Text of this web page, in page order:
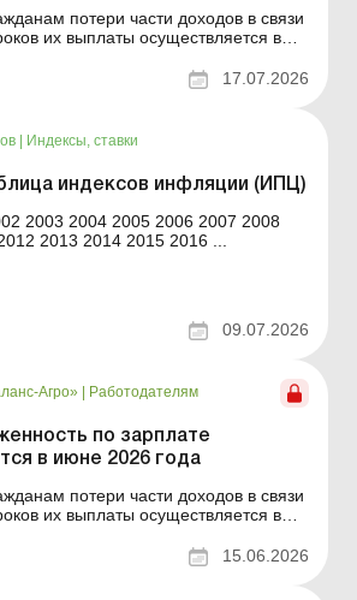
потери части доходов в связи
их выплаты осуществляется в
в соответствии с Порядком,
КМУ от 21.02.2001 №
17.07.2026
| Индексы, ставки
индексов инфляции (ИПЦ)
09.07.2026
Агро» Работодателям
по зарплате
в июне 2026 года
потери части доходов в связи
их выплаты осуществляется в
в соответствии с Порядком,
КМУ от 21.02.2001 №
15.06.2026